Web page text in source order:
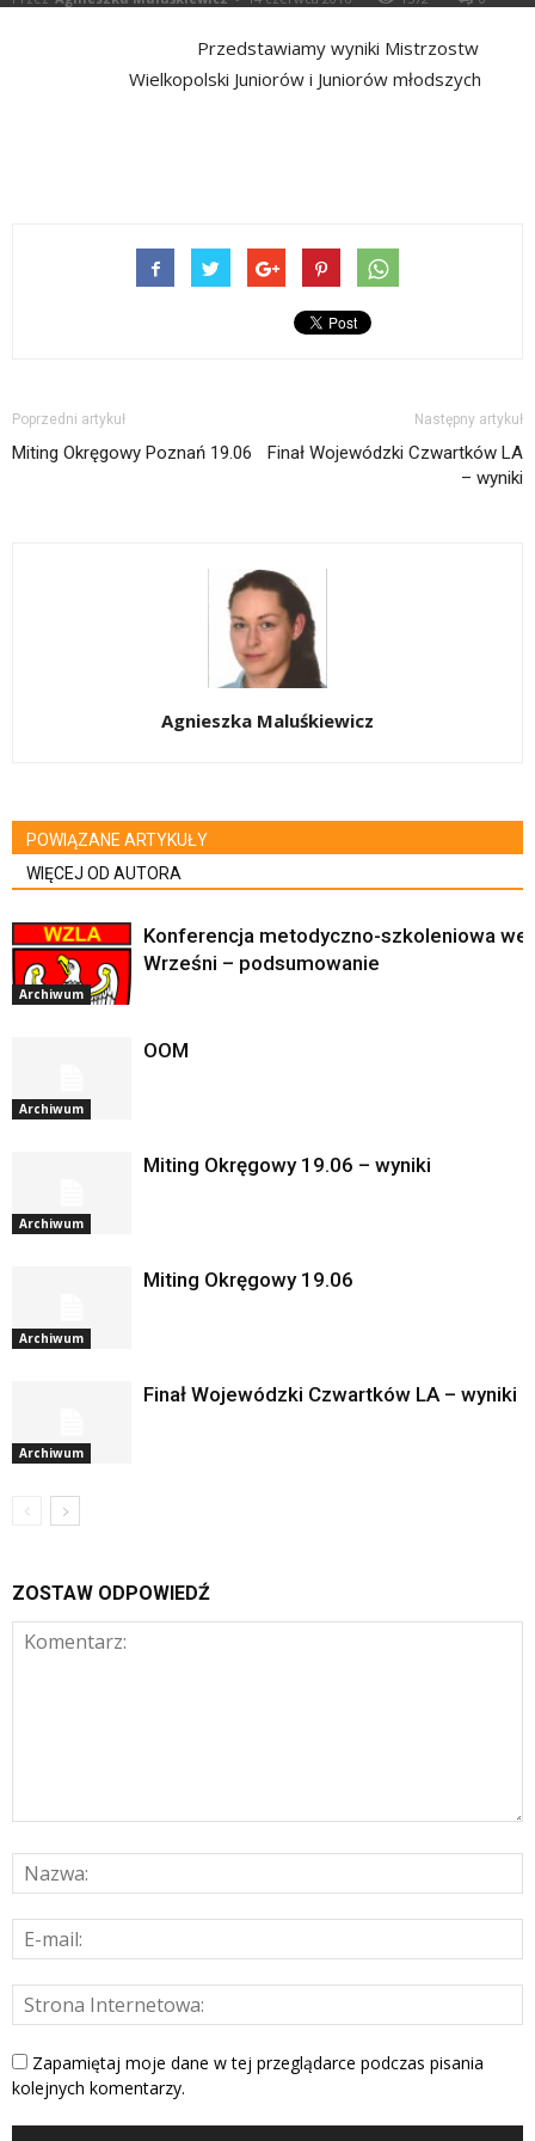
Przedstawiamy wyniki Mistrzostw
Wielkopolski Juniorów i Juniorów młodszych
Poprzedni artykuł
Miting Okręgowy Poznań 19.06
Następny artykuł
Finał Wojewódzki Czwartków LA
– wyniki
Agnieszka Maluśkiewicz
POWIĄZANE ARTYKUŁY
WIĘCEJ OD AUTORA
Archiwum
Konferencja metodyczno-szkoleniowa we
Wrześni – podsumowanie
Archiwum
OOM
Archiwum
Miting Okręgowy 19.06 – wyniki
Archiwum
Miting Okręgowy 19.06
Archiwum
Finał Wojewódzki Czwartków LA – wyniki
ZOSTAW ODPOWIEDŹ
Zapamiętaj moje dane w tej przeglądarce podczas pisania
kolejnych komentarzy.